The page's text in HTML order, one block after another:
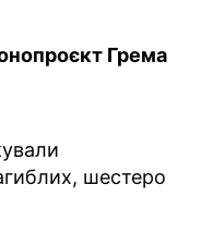
Грема
шестеро